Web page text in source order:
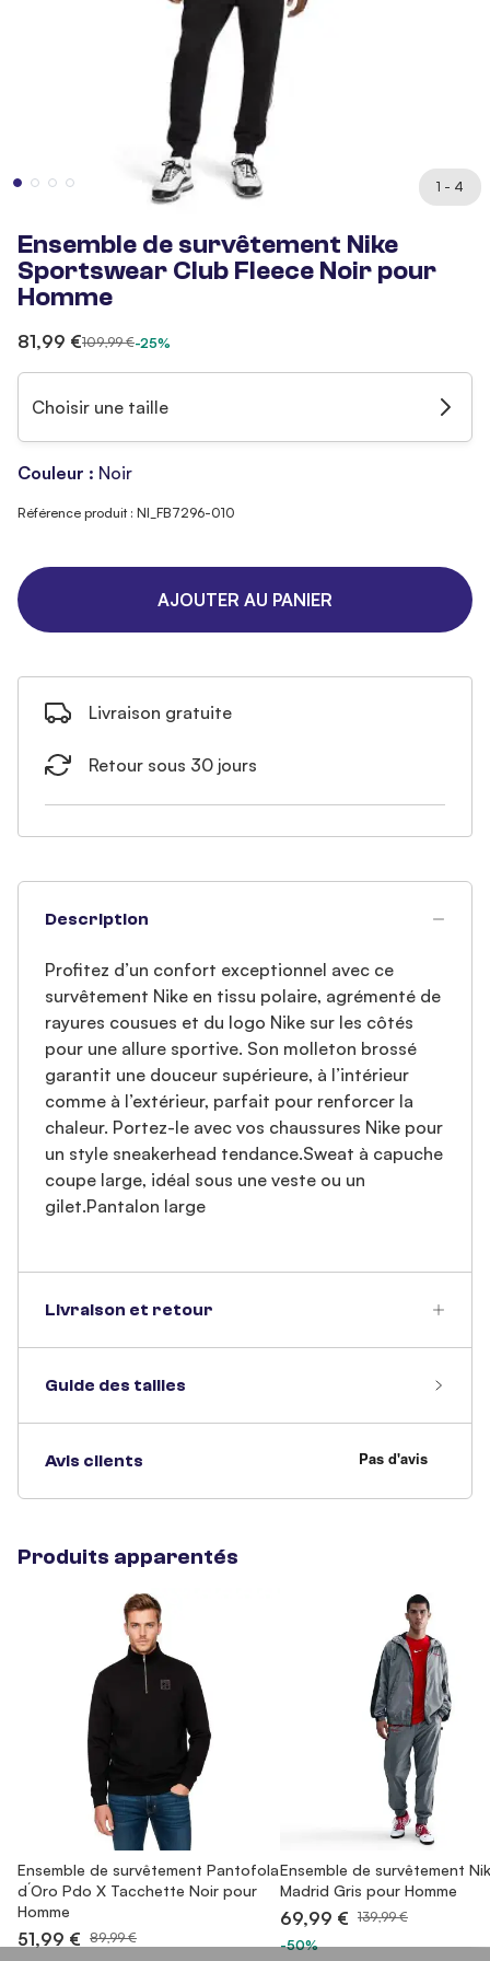
1 - 4
Ensemble de survêtement Nike
Sportswear Club Fleece Noir pour
Homme
81,99 €109,99 €-25%
Choisir une taille
Couleur : Noir
Référence produit : NI_FB7296-010
AJOUTER AU PANIER
Livraison gratuite
Retour sous 30 jours
Description
Profitez d’un confort exceptionnel avec ce
survêtement Nike en tissu polaire, agrémenté de
rayures cousues et du logo Nike sur les côtés
pour une allure sportive. Son molleton brossé
garantit une douceur supérieure, à l’intérieur
comme à l’extérieur, parfait pour renforcer la
chaleur. Portez-le avec vos chaussures Nike pour
un style sneakerhead tendance.Sweat à capuche
coupe large, idéal sous une veste ou un
gilet.Pantalon large
Livraison et retour
Guide des tailles
Avis clients
Produits apparentés
Ensemble de survêtement Pantofola
d´Oro Pdo X Tacchette Noir pour
Homme
51,99 € 89,99 €
Ensemble de survêtement
Madrid Gris pour Homme
69,99 € 139,99 €
-50%